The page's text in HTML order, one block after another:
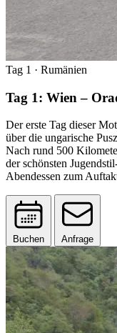
Tag 1 · Rumänien
Tag 1: Wien –
Der erste Tag dieser
über die ungarische
Nach rund 500
der schönsten
Abendessen zum
Buchen Anfrage